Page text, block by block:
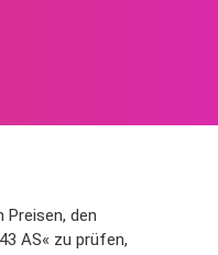
den
AS« zu prüfen,